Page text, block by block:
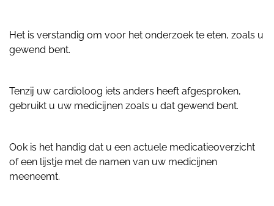
Het is verstandig om voor het onderzoek te eten, zoals u
gewend bent.
Tenzij uw cardioloog iets anders heeft afgesproken,
gebruikt u uw medicijnen zoals u dat gewend bent.
Ook is het handig dat u een actuele medicatieoverzicht
of een lijstje met de namen van uw medicijnen
meeneemt.